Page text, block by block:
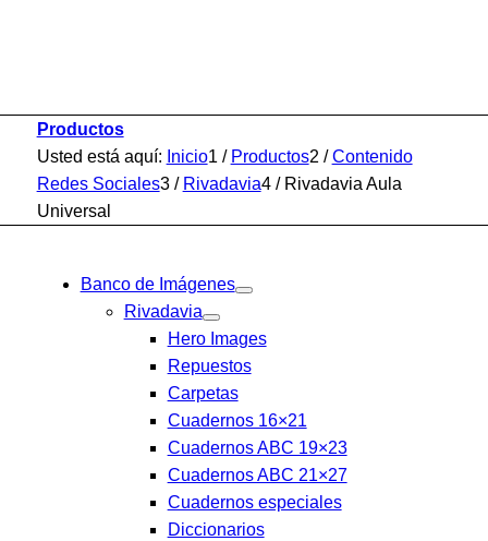
Productos
Usted está aquí: Inicio1 / Productos2 / Contenido
Redes Sociales3 / Rivadavia4 / Rivadavia Aula
Universal
Banco de Imágenes
Rivadavia
Hero Images
Repuestos
Carpetas
Cuadernos 16×21
Cuadernos ABC 19×23
Cuadernos ABC 21×27
Cuadernos especiales
Diccionarios